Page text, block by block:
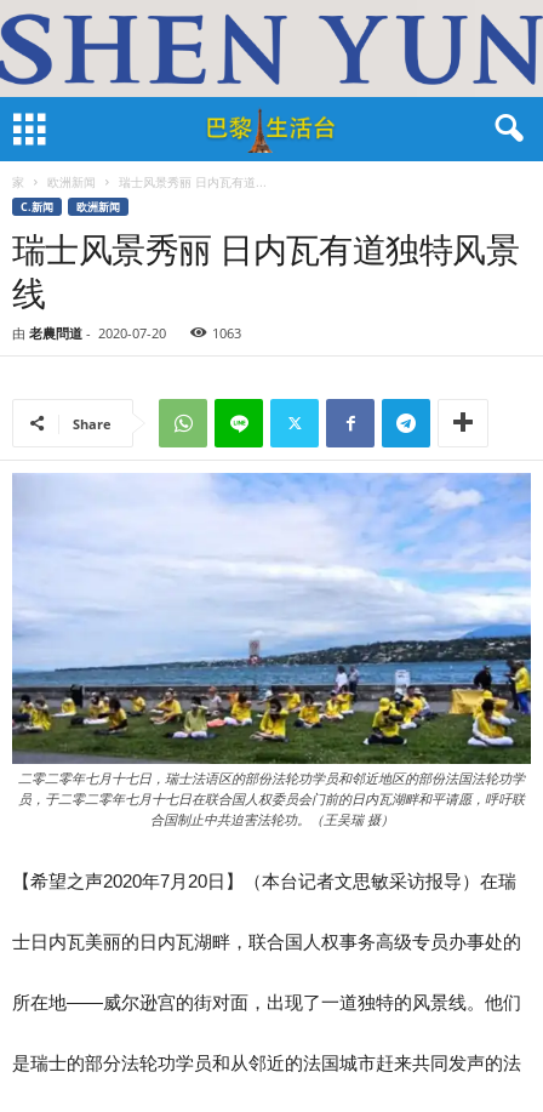
家 欧洲新闻 瑞士风景秀丽 日内瓦有道...
C.新闻 欧洲新闻
瑞士风景秀丽 日内瓦有道独特风景
线
由 老農問道 - 2020-07-20 1063
Share
二零二零年七月十七日，瑞士法语区的部份法轮功学员和邻近地区的部份法国法轮功学
员，于二零二零年七月十七日在联合国人权委员会门前的日内瓦湖畔和平请愿，呼吁联
合国制止中共迫害法轮功。（王吴瑞 摄）
【希望之声2020年7月20日】（本台记者文思敏采访报导）在瑞
士日内瓦美丽的日内瓦湖畔，联合国人权事务高级专员办事处的
所在地——威尔逊宫的街对面，出现了一道独特的风景线。他们
是瑞士的部分法轮功学员和从邻近的法国城市赶来共同发声的法